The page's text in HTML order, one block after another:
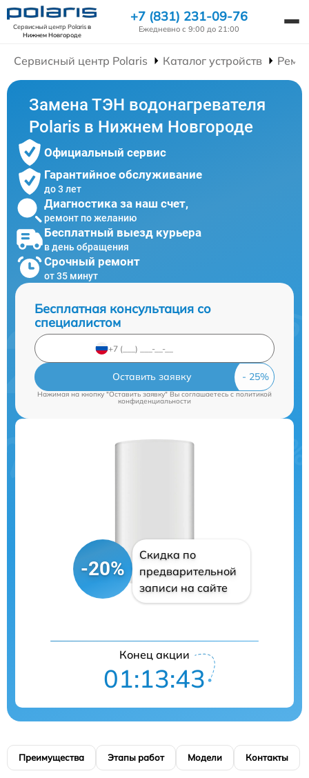
Сервисный центр Polarisв
Нижнем Новгороде
+7 (831) 231-09-76
Ежедневно с 9:00 до 21:00
Сервисный центр Polaris Каталог устройств
Замена ТЭН водонагревателя
Polaris в Нижнем Новгороде
Официальный сервис
Гарантийное обслуживание
до 3 лет
Диагностика за наш счет,
ремонт по желанию
Бесплатный выезд курьера
в день обращения
Срочный ремонт
от 35 минут
Бесплатная консультация со
специалистом
Оставить заявку
Нажимая на кнопку "Оставить заявку" Вы соглашаетесь cполитикой
конфиденциальности
-20%
Скидка по
предварительной
записи на сайте
Конец акции
01:13:43
Преимущества Этапы работ Модели Контакты